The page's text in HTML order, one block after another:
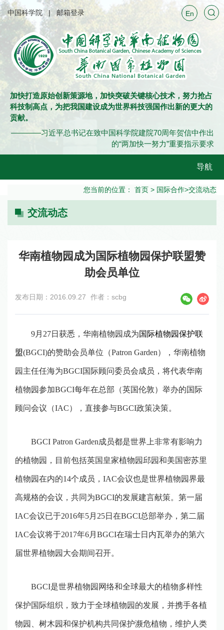
加快打造原始创新策源地，加快突破关键核心技术，努力抢占
科技制高点，为把我国建设成为世界科技强国作出新的更大的
贡献。
————习近平总书记在致中国科学院建院70周年贺信中作出
的“两加快一努力”重要指示要求
中国科学院 邮箱登录 En
导航
您当前的位置： 首页 > 国际合作>交流动态
交流动态
华南植物园成为国际植物园保护联盟赞
助会员单位
发布日期：2016.09.27 作者：scbg
9月27日获悉，华南植物园成为国际植物园保护联
盟(BGCI)的赞助会员单位（Patron Garden） ，华南植物
园主任任海为BGCI国际顾问委员会成员，将代表华南
植物园参加BGCI每年在总部（英国伦敦）举办的国际
顾问会议（IAC），直接参与BGCI政策决策。
BGCI Patron Garden成员都是世界上非常有影响力
的植物园，目前包括英国皇家植物园邱园和美国密苏里
植物园在内的14个成员， IAC会议也是世界植物园界最
高规格的会议，共同为BGCI的发展建言献策。第一届
IAC会议已于2016年5月 25日在BGCI总部举办，第二届
IAC会议将于2017年6月 BGCI在瑞士日内瓦举办的第六
届世界植物园大会期间召开。
BGCI是世界植物园网络和全球最大的植物多样性
保护国际组织，致力于全球植物园的发展，并携手各植
物园、树木园和保护机构共同保护濒危植物，维护人类